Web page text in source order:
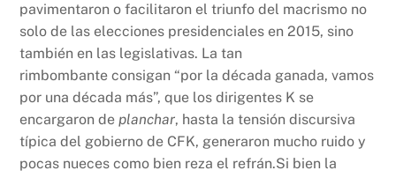
pavimentaron o facilitaron el triunfo del macrismo no
solo de las elecciones presidenciales en 2015, sino
también en las legislativas. La tan
rimbombante consigan “por la década ganada, vamos
por una década más”, que los dirigentes K se
encargaron deplanchar, hasta la tensión discursiva
típica del gobierno de CFK, generaron mucho ruido y
pocas nueces como bien reza el refrán.Si bien la